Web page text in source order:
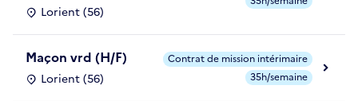
Lorient (56)
Maçon vrd (H/F)
Lorient (56)
Contrat de mission intérimaire
35h/semaine